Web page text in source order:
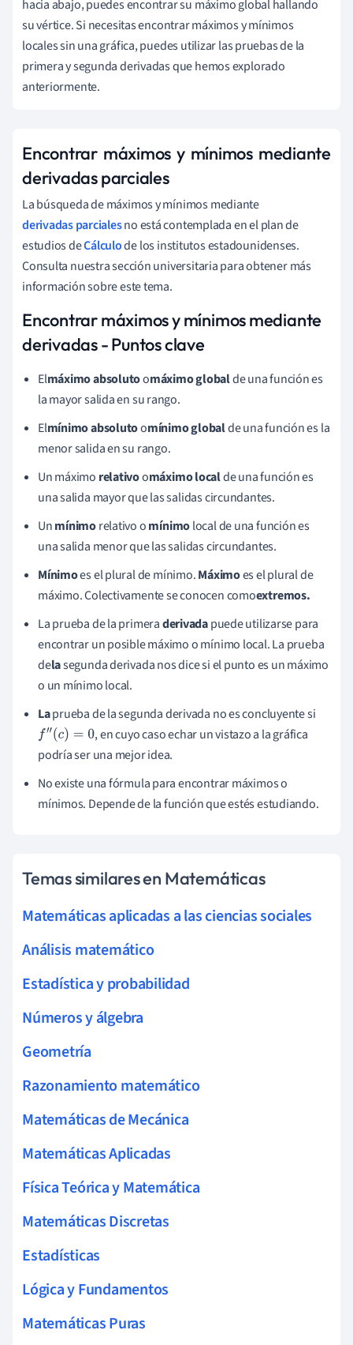
hacia abajo, puedes encontrar su máximo global hallando
su vértice. Si necesitas encontrar máximos y mínimos
locales sin una gráfica, puedes utilizar las pruebas de la
primera y segunda derivadas que hemos explorado
anteriormente.
Encontrar máximos y mínimos mediante
derivadas parciales
La búsqueda de máximos y mínimos mediante
derivadas parcialesno está contemplada en el plan de
estudios deCálculode los institutos estadounidenses.
Consulta nuestra sección universitaria para obtener más
información sobre este tema.
Encontrar máximos y mínimos mediante
derivadas - Puntos clave
Elmáximoabsolutoomáximo globalde una función es
la mayor salida en su rango.
Elmínimoabsolutoomínimoglobalde una función es la
menor salida en su rango.
Un máximo relativoomáximolocalde una función es
una salida mayor que las salidas circundantes.
Unmínimorelativo omínimolocal de una función es
una salida menor que las salidas circundantes.
Mínimoes el plural de mínimo.Máximoes el plural de
máximo. Colectivamente se conocen comoextremos.
La prueba de la primeraderivadapuede utilizarse para
encontrar un posible máximo o mínimo local. La prueba
delasegunda derivada nos dice si el punto es un máximo
o un mínimo local.
Laprueba de la segunda derivada no es concluyente si
f″(c)=0
, en cuyo caso echar un vistazo a la gráfica
podría ser una mejor idea.
No existe una fórmula para encontrar máximos o
mínimos. Depende de la función que estés estudiando.
Temas similares en Matemáticas
Matemáticas aplicadas a las ciencias sociales
Análisis matemático
Estadística y probabilidad
Números y álgebra
Geometría
Razonamiento matemático
Matemáticas de Mecánica
Matemáticas Aplicadas
Física Teórica y Matemática
Matemáticas Discretas
Estadísticas
Lógica y Fundamentos
Matemáticas Puras